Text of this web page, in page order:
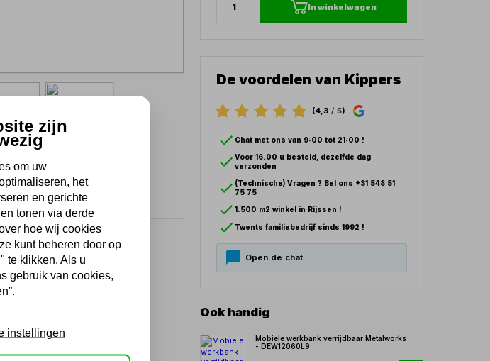
In winkelwagen
De voordelen van Kippers
(4,3/ 5)
Chat met ons van 9:00 tot 21:00 !
Voor 16.00 u besteld, dezelfde dag
verzonden
(Technische) Vragen ? Bel ons +31 548 51
75 75
1.500 m2 winkel in Rijssen !
Twents familiebedrijf sinds 1992 !
Open de chat
Ook handig
Mobiele werkbank verrijdbaar Metalworks
- DEW12060L9
zijn
om uw
het
en gerichte
tonen via derde
hoe wij cookies
kunt beheren door op
te klikken. Als u
gebruik van cookies,
instellingen